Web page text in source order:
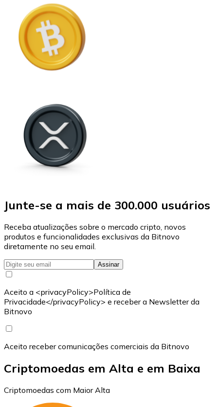
Junte-se a mais de 300.000 usuários
Receba atualizações sobre o mercado cripto, novos
produtos e funcionalidades exclusivas da Bitnovo
diretamente no seu email.
Assinar
Aceito a <privacyPolicy>Política de
Privacidade</privacyPolicy> e receber a Newsletter da
Bitnovo
Aceito receber comunicações comerciais da Bitnovo
Criptomoedas em Alta e em Baixa
Criptomoedas com Maior Alta